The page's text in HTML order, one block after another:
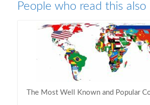
People who read this also
The Most Well Known and Popular